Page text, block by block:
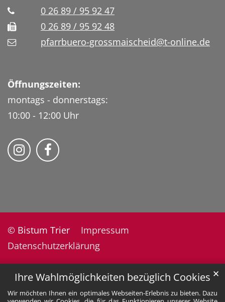
Ihre Wahlmöglichkeiten bezüglich Cookies
Wir möchten Ihnen ein optimales Webseiten-Erlebnis zu bieten. Dazu
✕
0 26 89 / 95 92 47
0 26 89 / 95 92 48
pfarrbuero-grossmaischeid@t-online.de
Öffnungszeiten:
montags - donnerstags:
10:00 - 12:00 Uhr
Folge uns auf Instragram
Fogle uns auf Facebook
© Bistum Trier
Impressum
Datenschutzerklärung